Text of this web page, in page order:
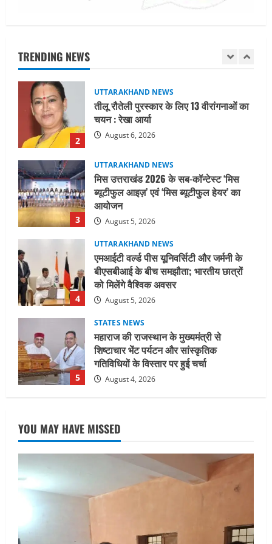
TRENDING NEWS
2
3
UTTARAKHAND NEWS
मिस उत्तराखंड 2026 के सब-कॉन्टेस्ट ‘मिस
ब्यूटीफुल आइज़’ एवं ‘मिस ब्यूटीफुल हेयर’ का
आयोजन
4
UTTARAKHAND NEWS
एमआईटी वर्ल्ड पीस यूनिवर्सिटी और जर्मनी के
बीएसबीआई के बीच समझौता; भारतीय छात्रों
को मिलेंगे वैश्विक अवसर
August 5, 2026
5
STATES NEWS
महाराज की राजस्थान के मुख्यमंत्री से
शिष्टाचार भेंट पर्यटन और सांस्कृतिक
गतिविधियों के विस्तार पर हुई चर्चा
August 4, 2026
1
UTTARAKHAND NEWS
जिलाधिकारी/जिला निर्वाचन अधिकारी ने
सहसपुर विधानसभा क्षेत्र के पोलिंग बूथों का
निरीक्षण कर एसआईआर आपत्ति निस्तारण
शिविर की व्यवस्थाओं का लिया जायजा
तीलू रौतेली पुरस्कार के लिए 13 वीरांगनाओं का
चयन : रेखा आर्या
August 6, 2026
3
UTTARAKHAND NEWS
मिस उत्तराखंड 2026 के सब-कॉन्टेस्ट ‘मिस
August 5, 2026
YOU MAY HAVE MISSED